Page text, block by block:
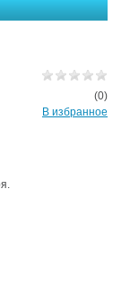
(0)
В избранное